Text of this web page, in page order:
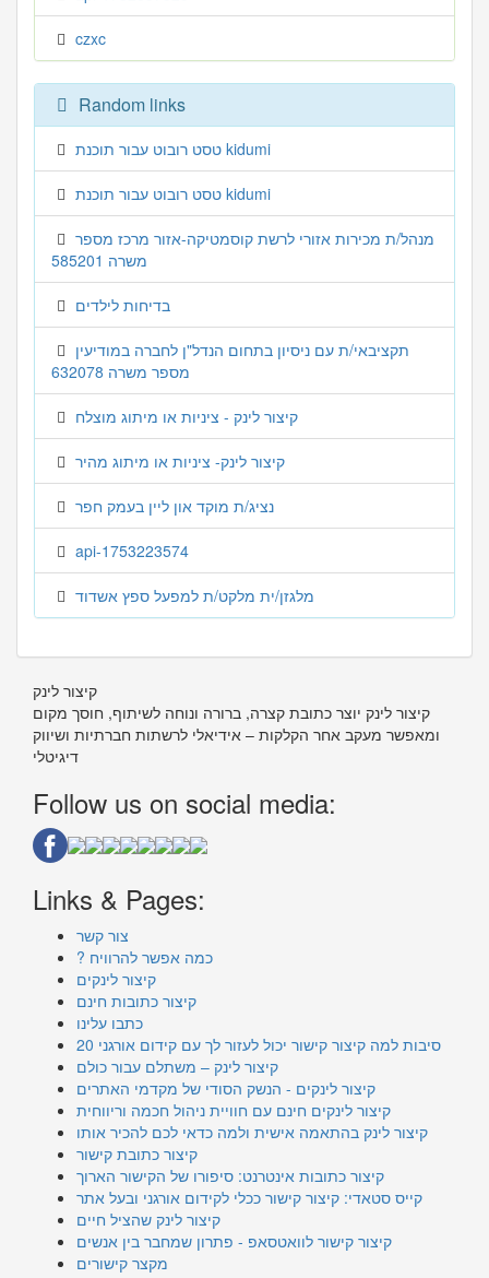
czxc
Random links
טסט רובוט עבור תוכנת kidumi
טסט רובוט עבור תוכנת kidumi
מנהל/ת מכירות אזורי לרשת קוסמטיקה-אזור מרכז מספר
משרה 585201
בדיחות לילדים
תקציבאי/ת עם ניסיון בתחום הנדל"ן לחברה במודיעין
מספר משרה 632078
קיצור לינק - ציניות או מיתוג מוצלח
קיצור לינק- ציניות או מיתוג מהיר
נציג/ת מוקד און ליין בעמק חפר
api-1753223574
מלגזן/ית מלקט/ת למפעל ספץ אשדוד
קיצור לינק
קיצור לינק יוצר כתובת קצרה, ברורה ונוחה לשיתוף, חוסך מקום
ומאפשר מעקב אחר הקלקות – אידיאלי לרשתות חברתיות ושיווק
דיגיטלי
Follow us on social media:
Links & Pages:
צור קשר
? כמה אפשר להרוויח
קיצור לינקים
קיצור כתובות חינם
כתבו עלינו
20 סיבות למה קיצור קישור יכול לעזור לך עם קידום אורגני
קיצור לינק – משתלם עבור כולם
קיצור לינקים - הנשק הסודי של מקדמי האתרים
קיצור לינקים חינם עם חוויית ניהול חכמה וריווחית
קיצור לינק בהתאמה אישית ולמה כדאי לכם להכיר אותו
קיצור כתובת קישור
קיצור כתובות אינטרנט: סיפורו של הקישור הארוך
קייס סטאדי: קיצור קישור ככלי לקידום אורגני ובעל אתר
קיצור לינק שהציל חיים
קיצור קישור לוואטסאפ - פתרון שמחבר בין אנשים
מקצר קישורים